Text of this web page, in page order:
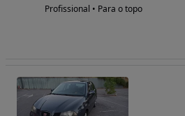
Profissional • Para o topo